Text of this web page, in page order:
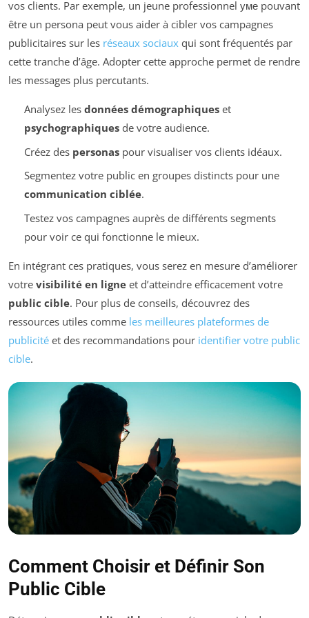
vos clients. Par exemple, un jeune professionnel уме pouvant
être un persona peut vous aider à cibler vos campagnes
publicitaires sur les réseaux sociaux qui sont fréquentés par
cette tranche d’âge. Adopter cette approche permet de rendre
les messages plus percutants.
Analysez les données démographiqueset
psychographiquesde votre audience.
Créez des personaspour visualiser vos clients idéaux.
Segmentez votre public en groupes distincts pour une
communication ciblée.
Testez vos campagnes auprès de différents segments
pour voir ce qui fonctionne le mieux.
En intégrant ces pratiques, vous serez en mesure d’améliorer
votre visibilité en ligne et d’atteindre efficacement votre
public cible. Pour plus de conseils, découvrez des
ressources utiles comme les meilleures plateformes de
publicité et des recommandations pour identifier votre public
cible.
Comment Choisir et Définir Son
Public Cible